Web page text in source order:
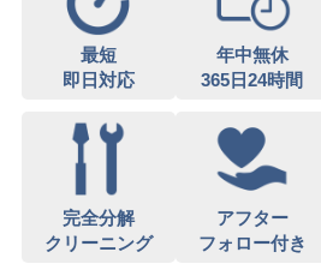
最短
即日対応
年中無休
365日24時間
完全分解
クリーニング
アフター
フォロー付き